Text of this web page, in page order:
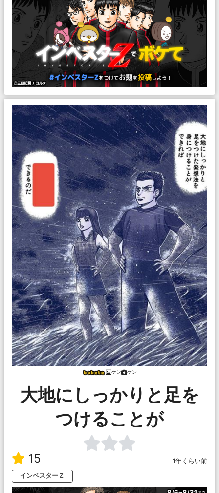
ケン ケン
大地にしっかりと足を
つけることが
15
1年くらい前
インベスターＺ